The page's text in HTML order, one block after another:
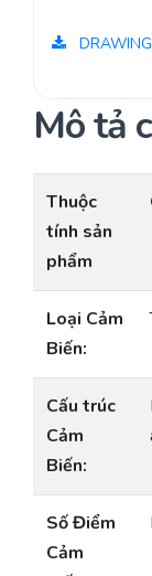
Mô tả
Thuộc
tính sản
phẩm
Loại Cảm
Biến:
Cấu trúc
Cảm
Biến:
Số Điểm
Cảm